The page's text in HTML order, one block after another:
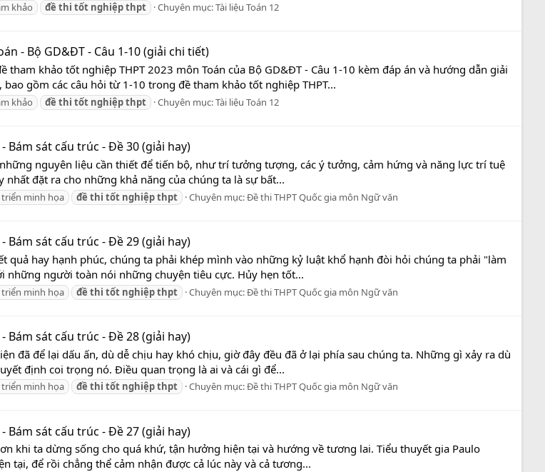
khảo đề thi tốt nghiệpthpt Chuyên mục:Tài liệu Toán 12
- Bộ GD&ĐT - Câu 1-10 (giải chi tiết)
khảo tốt nghiệp THPT 2023 môn Toán của Bộ GD&ĐT - Câu 1-10 kèm đáp án và hướng dẫn giải
gồm các câu hỏi từ 1-10 trong đề tham khảo tốt nghiệp THPT...
khảo đề thi tốt nghiệpthpt Chuyên mục:Tài liệu Toán 12
sát cấu trúc - Đề 30 (giải hay)
nguyên liệu cần thiết để tiến bộ, như trí tưởng tượng, các ý tưởng, cảm hứng và năng lực trí tuệ
đặt ra cho những khả năng của chúng ta là sự bất...
minh họa đề thi tốt nghiệpthpt Chuyên mục:Đề thi THPT Quốc gia môn Ngữ văn
sát cấu trúc - Đề 29 (giải hay)
quả hay hạnh phúc, chúng ta phải khép mình vào những kỷ luật khổ hạnh đòi hỏi chúng ta phải "làm
người toàn nói những chuyện tiêu cực. Hủy hẹn tốt...
minh họa đề thi tốt nghiệpthpt Chuyên mục:Đề thi THPT Quốc gia môn Ngữ văn
sát cấu trúc - Đề 28 (giải hay)
đã để lại dấu ấn, dù dễ chịu hay khó chịu, giờ đây đều đã ở lại phía sau chúng ta. Những gì xảy ra dù
định coi trọng nó. Điều quan trọng là ai và cái gì để...
minh họa đề thi tốt nghiệpthpt Chuyên mục:Đề thi THPT Quốc gia môn Ngữ văn
sát cấu trúc - Đề 27 (giải hay)
khi ta dừng sống cho quá khứ, tận hưởng hiện tại và hướng về tương lai. Tiểu thuyết gia Paulo
tại, để rồi chẳng thể cảm nhận được cả lúc này và cả tương...